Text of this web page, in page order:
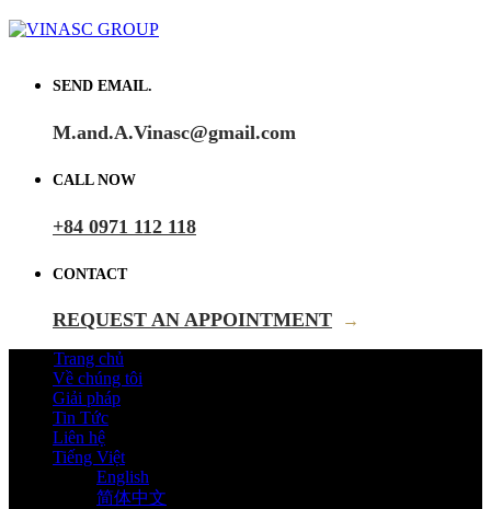
SEND EMAIL.
M.and.A.Vinasc@gmail.com
CALL NOW
+84 0971 112 118
CONTACT
REQUEST AN APPOINTMENT →
Trang chủ
Về chúng tôi
Giải pháp
Tin Tức
Liên hệ
Tiếng Việt
English
简体中文